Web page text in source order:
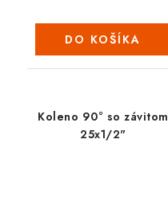
DO KOŠÍKA
Koleno 90° so závitom
25x1/2"